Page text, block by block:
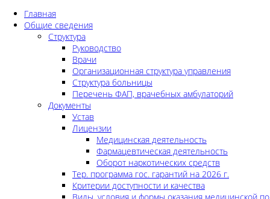
Главная
Общие сведения
Структура
Руководство
Врачи
Организационная структура управления
Структура больницы
Перечень ФАП, врачебных амбулаторий
Документы
Устав
Лицензии
Медицинская деятельность
Фармацевтическая деятельность
Оборот наркотических средств
Тер. программа гос. гарантий на 2026 г.
Критерии доступности и качества